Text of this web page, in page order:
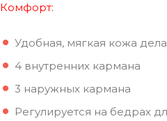
Комфорт:
Удобная, мягкая кожа
4 внутренних кармана
3 наружных кармана
Регулируется на бедрах